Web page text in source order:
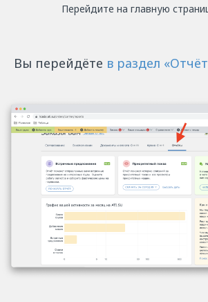
Перейдите на главную
Вы перейдёте в раздел